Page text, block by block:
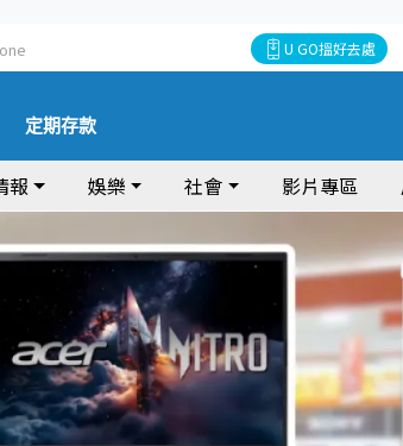
U GO搵好去處
定期存款
報 娛樂 社會 影片專區